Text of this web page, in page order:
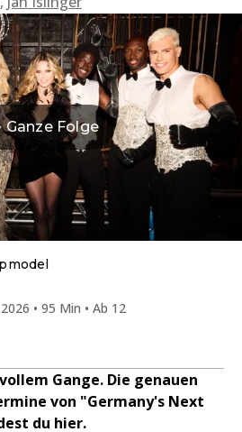
Ganze Folge
• 95 Min • Ab 12
Gange. Die genauen
von "Germany's Next
du hier.